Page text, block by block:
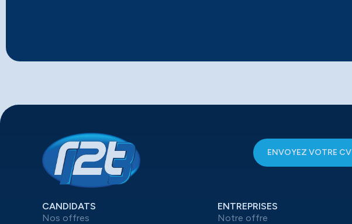
ENVOYEZ VOTRE CV
CANDIDATS
Nos offres
ENTREPRISES
Notre offre